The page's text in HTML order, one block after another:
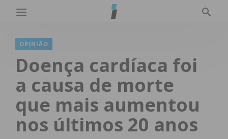
OPINIÃO
Doença cardíaca foi
a causa de morte
que mais aumentou
nos últimos 20 anos